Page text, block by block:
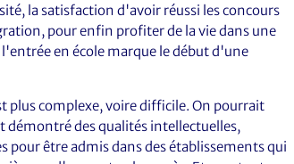
la satisfaction d'avoir réussi les concours
pour enfin profiter de la vie dans une
en école marque le début d'une
plus complexe, voire difficile. On pourrait
démontré des qualités intellectuelles,
pour être admis dans des établissements qui